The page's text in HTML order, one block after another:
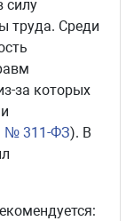
силу
труда. Среди
за которых
№ 311-ФЗ). В